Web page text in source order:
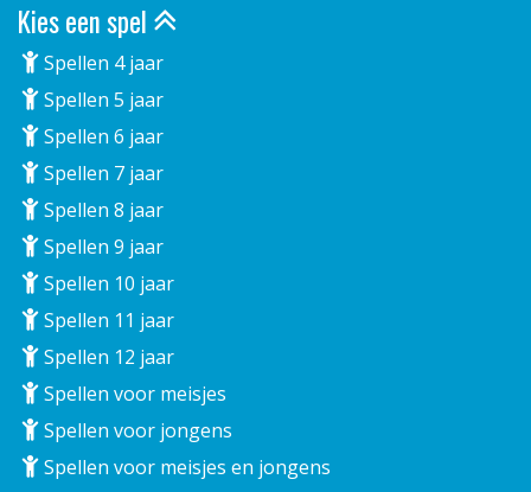
Kies een spel
Spellen 4 jaar
Spellen 5 jaar
Spellen 6 jaar
Spellen 7 jaar
Spellen 8 jaar
Spellen 9 jaar
Spellen 10 jaar
Spellen 11 jaar
Spellen 12 jaar
Spellen voor meisjes
Spellen voor jongens
Spellen voor meisjes en jongens